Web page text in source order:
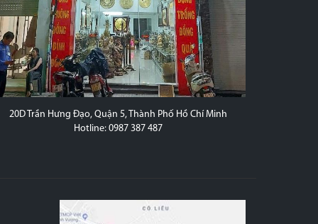
20D Trần Hưng Đạo, Quận 5, Thành Phố Hồ Chí Minh
Hotline: 0987 387 487